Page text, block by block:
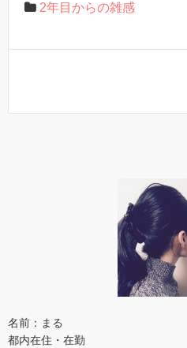
2年目からの雑感
名前：まる
都内在住・在勤